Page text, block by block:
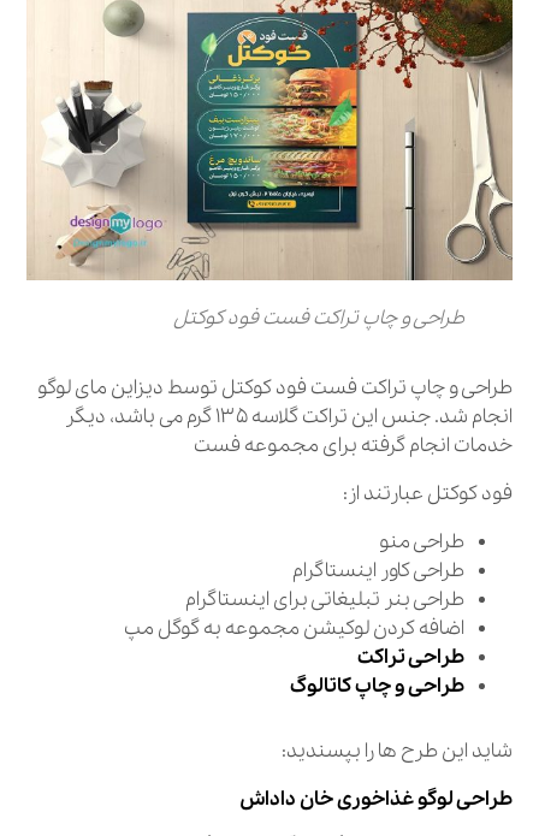
طراحی و چاپ تراکت فست فود کوکتل
طراحی و چاپ تراکت فست فود کوکتل توسط دیزاین مای لوگو
انجام شد. جنس این تراکت گلاسه ۱۳۵ گرم می باشد، دیگر
خدمات انجام گرفته برای مجموعه فست
فود کوکتل عبارتند از:
طراحی منو
طراحی کاور اینستاگرام
طراحی بنر تبلیغاتی برای اینستاگرام
اضافه کردن لوکیشن مجموعه به گوگل مپ
طراحی تراکت
طراحی و چاپ کاتالوگ
شاید این طرح ها را بپسندید:
طراحی لوگو غذاخوری خان داداش